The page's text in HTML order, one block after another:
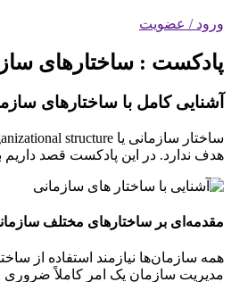
ورود / عضویت
پادکست : ساختارهای
آشنایی کامل با ساختارهای
هدف ندارد. در این پادکست قصد داریم
مقدمه‌ای بر ساختارهای مختلف
همه سازمان‌ها نیازمند استفاده از
مدیریت سازمان یک امر کاملاً